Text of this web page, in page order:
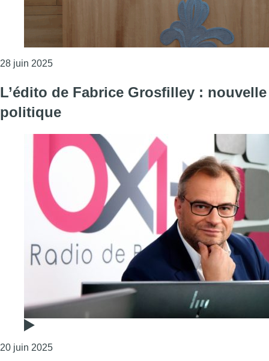
28 juin 2025Consulter l'article "Parlement bruxellois:
L’édito de Fabrice Grosfilley : nouvelle
politique
20 juin 2025Consulter l'article "L’édito de Fabrice Grosfilley :